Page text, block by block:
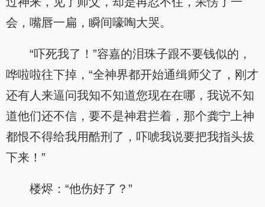
会，嘴唇一扁，瞬间嚎啕大哭。
“吓死我了！”容嘉的泪珠子跟不要钱似的，
哗啦啦往下掉，“全神界都开始通缉师父了，刚才
还有人来逼问我知不知道您现在在哪，我说不知
道他们还不信，要不是神君拦着，那个龚宁上神
都恨不得给我用酷刑了，吓唬我说要把我指头拔
下来！”
楼烬：“他伤好了？”